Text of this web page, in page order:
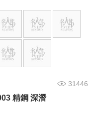
31446
精鋼 深潛